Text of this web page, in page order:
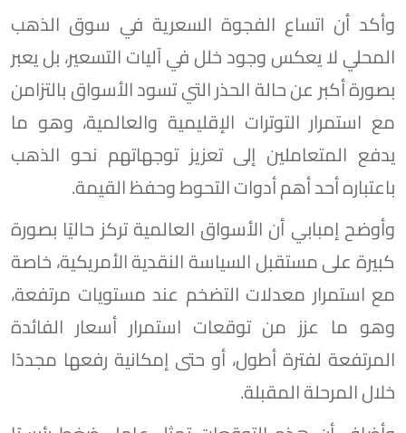
وأكد أن اتساع الفجوة السعرية في سوق الذهب
المحلي لا يعكس وجود خلل في آليات التسعير، بل يعبر
بصورة أكبر عن حالة الحذر التي تسود الأسواق بالتزامن
مع استمرار التوترات الإقليمية والعالمية، وهو ما
يدفع المتعاملين إلى تعزيز توجهاتهم نحو الذهب
باعتباره أحد أهم أدوات التحوط وحفظ القيمة.
وأوضح إمبابي أن الأسواق العالمية تركز حاليًا بصورة
كبيرة على مستقبل السياسة النقدية الأمريكية، خاصة
مع استمرار معدلات التضخم عند مستويات مرتفعة،
وهو ما عزز من توقعات استمرار أسعار الفائدة
المرتفعة لفترة أطول، أو حتى إمكانية رفعها مجددًا
خلال المرحلة المقبلة.